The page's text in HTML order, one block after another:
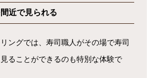
近で見られる
ングでは、寿司職人がその場で寿司
ることができるのも特別な体験で